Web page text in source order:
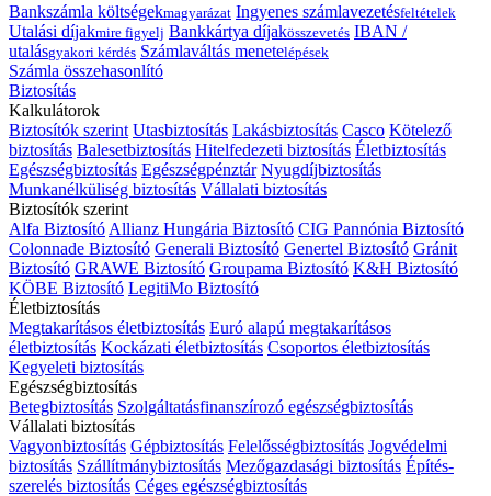
Bankszámla költségekmagyarázat Ingyenes számlavezetésfeltételek
Utalási díjakmire figyelj Bankkártya díjakösszevetés IBAN /
utalásgyakori kérdés Számlaváltás menetelépések
Számla összehasonlító
Biztosítás
Kalkulátorok
Biztosítók szerint Utasbiztosítás Lakásbiztosítás Casco Kötelező
biztosítás Balesetbiztosítás Hitelfedezeti biztosítás Életbiztosítás
Egészségbiztosítás Egészségpénztár Nyugdíjbiztosítás
Munkanélküliség biztosítás Vállalati biztosítás
Biztosítók szerint
Alfa Biztosító Allianz Hungária Biztosító CIG Pannónia Biztosító
Colonnade Biztosító Generali Biztosító Genertel Biztosító Gránit
Biztosító GRAWE Biztosító Groupama Biztosító K&H Biztosító
KÖBE Biztosító LegitiMo Biztosító
Életbiztosítás
Megtakarításos életbiztosítás Euró alapú megtakarításos
életbiztosítás Kockázati életbiztosítás Csoportos életbiztosítás
Kegyeleti biztosítás
Egészségbiztosítás
Betegbiztosítás Szolgáltatásfinanszírozó egészségbiztosítás
Vállalati biztosítás
Vagyonbiztosítás Gépbiztosítás Felelősségbiztosítás Jogvédelmi
biztosítás Szállítmánybiztosítás Mezőgazdasági biztosítás Építés-
szerelés biztosítás Céges egészségbiztosítás